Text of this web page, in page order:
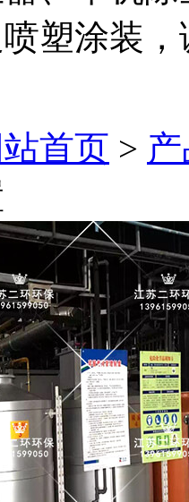
塑涂装
站首页 >